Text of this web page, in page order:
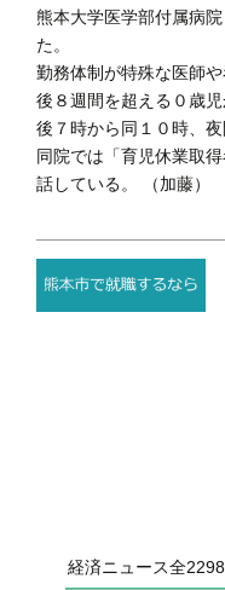
熊本大学医学部付属病
た。
勤務体制が特殊な医師
後８週間を超える０歳
後７時から同１０時、
同院では「育児休業取
話している。 （加藤）
経済ニュース全